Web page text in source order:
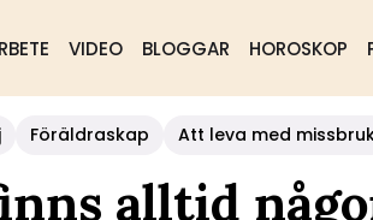
VIDEO BLOGGAR HOROSKOP
Föräldraskap Att leva med
alltid